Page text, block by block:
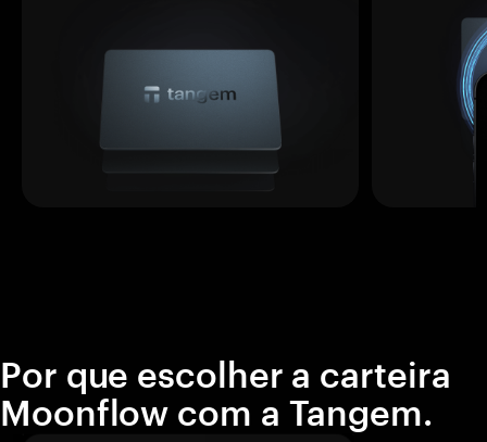
Por que escolher a carteira
Moonflow com a Tangem.